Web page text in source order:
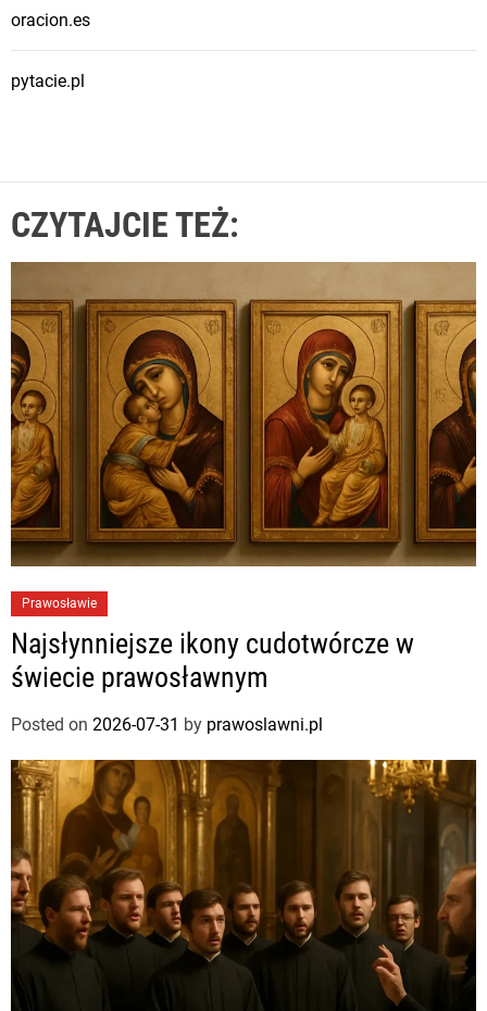
oracion.es
pytacie.pl
CZYTAJCIE TEŻ:
Prawosławie
Najsłynniejsze ikony cudotwórcze w
świecie prawosławnym
Posted on 2026-07-31 by prawoslawni.pl